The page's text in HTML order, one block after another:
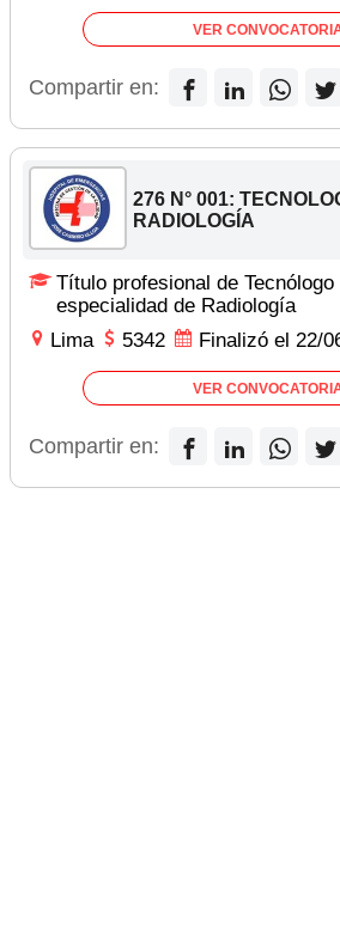
VER
Compartir en:
276 N° 001:
RADIOLOGÍA
Título profesional de
especialidad de Radiología
Lima
5342 Finalizó el 22/
VER
Compartir en: